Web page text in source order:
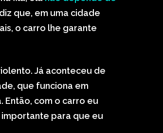
que, em uma cidade
o carro lhe garante
Já aconteceu de
que funciona em
com o carro eu
importante para que eu